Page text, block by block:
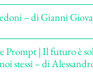
– di Gianni
Prompt | Il futuro è
stessi – di